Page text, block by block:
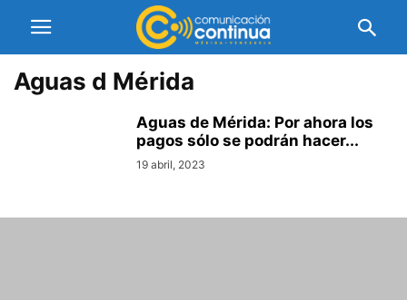
Aguas d Mérida
Aguas de Mérida: Por ahora los
pagos sólo se podrán hacer...
19 abril, 2023